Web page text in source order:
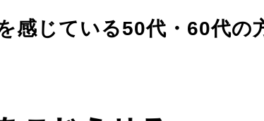
感じている50代・60代の